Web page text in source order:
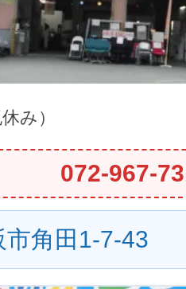
み）
072-967-
市角田1-7-43